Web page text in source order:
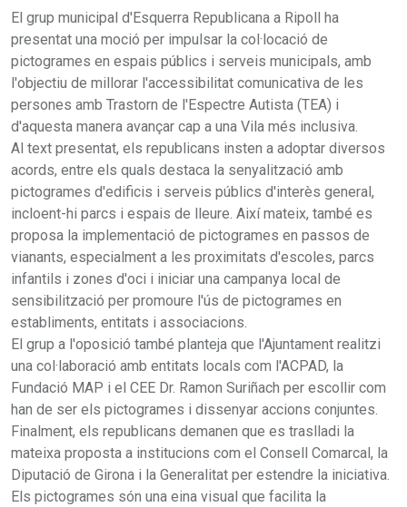
El grup municipal d'Esquerra Republicana a Ripoll ha
presentat una moció per impulsar la col·locació de
pictogrames en espais públics i serveis municipals, amb
l'objectiu de millorar l'accessibilitat comunicativa de les
persones amb Trastorn de l'Espectre Autista (TEA) i
d'aquesta manera avançar cap a una Vila més inclusiva.
Al text presentat, els republicans insten a adoptar diversos
acords, entre els quals destaca la senyalització amb
pictogrames d'edificis i serveis públics d'interès general,
incloent-hi parcs i espais de lleure. Així mateix, també es
proposa la implementació de pictogrames en passos de
vianants, especialment a les proximitats d'escoles, parcs
infantils i zones d'oci i iniciar una campanya local de
sensibilització per promoure l'ús de pictogrames en
establiments, entitats i associacions.
El grup a l'oposició també planteja que l'Ajuntament realitzi
una col·laboració amb entitats locals com l'ACPAD, la
Fundació MAP i el CEE Dr. Ramon Suriñach per escollir com
han de ser els pictogrames i dissenyar accions conjuntes.
Finalment, els republicans demanen que es traslladi la
mateixa proposta a institucions com el Consell Comarcal, la
Diputació de Girona i la Generalitat per estendre la iniciativa.
Els pictogrames són una eina visual que facilita la